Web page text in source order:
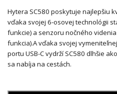
Hytera SC580 poskytuje najlepšiu
vďaka svojej 6-osovej technológii
funkcie) a senzoru nočného
funkcia).A vďaka svojej
portu USB-C vydrží SC580 dlhšie
sa nabíja na cestách.